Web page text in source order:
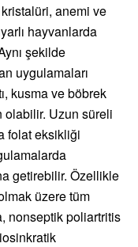
anemi ve
hayvanlarda
şekilde
uygulamaları
kusma ve böbrek
olabilir. Uzun süreli
folat eksikliği
getirebilir. Özellikle
üzere tüm
nonseptik poliartritis